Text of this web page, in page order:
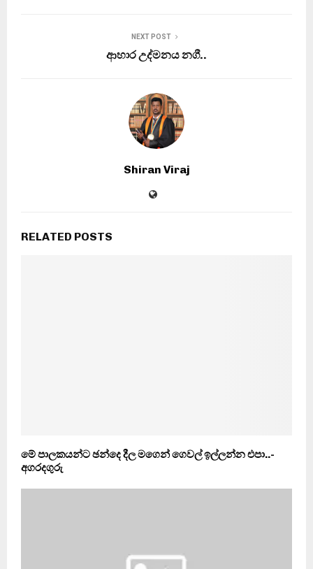
NEXT POST
ආහාර උද්මනය නගී..
Shiran Viraj
RELATED POSTS
මේ පාලකයන්ට ඡන්දෙ දීල මගෙන් ගෙවල් ඉල්ලන්න එපා..-
අගරදගුරු